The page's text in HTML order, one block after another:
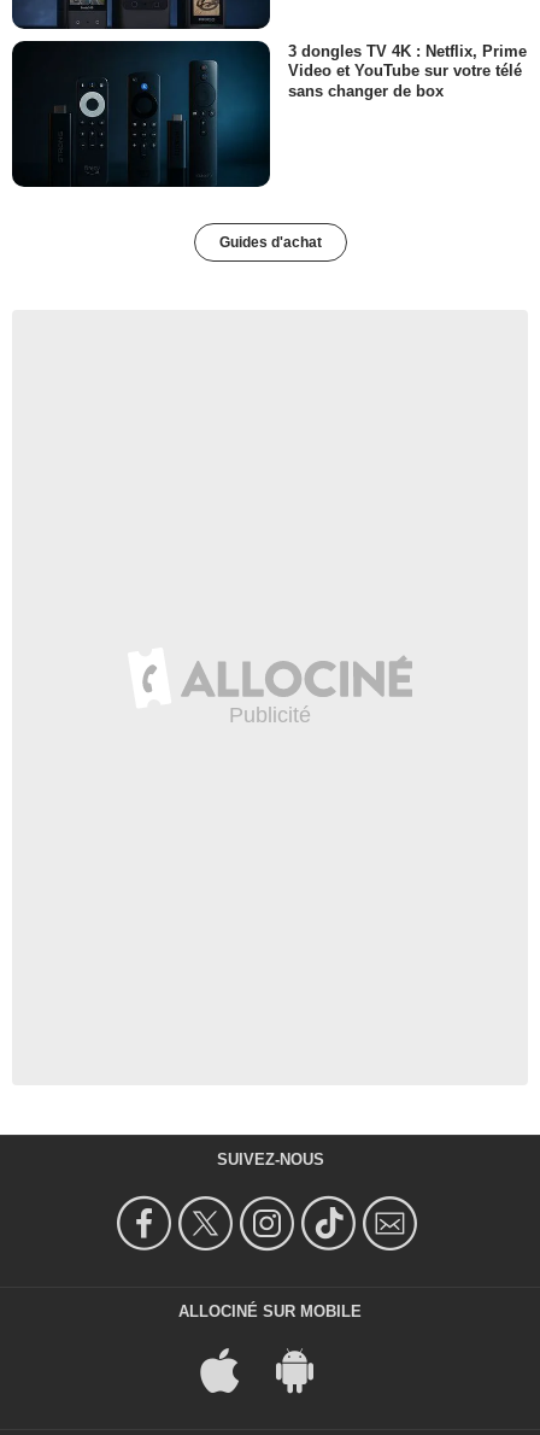
3 dongles TV 4K : Netflix, Prime
Video et YouTube sur votre télé
sans changer de box
Guides d'achat
SUIVEZ-NOUS
ALLOCINÉ SUR MOBILE